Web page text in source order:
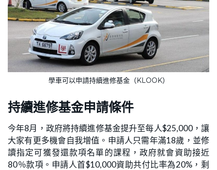
學車可以申請持續進修基金（KLOOK）
持續進修基金申請條件
今年8月，政府將持續進修基金提升至每人$25,000，讓
大家有更多機會自我增值。申請人只需年滿18歲，並修
讀指定可獲發還款項名單的課程，政府就會資助接近
80％款項。申請人首$10,000資助共付比率為20%，剩